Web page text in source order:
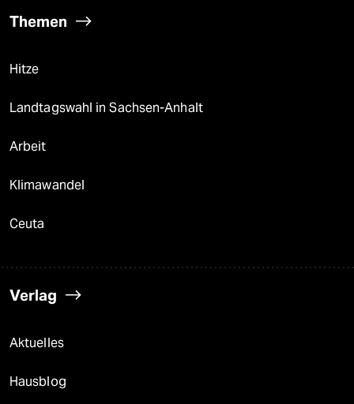
Themen
Hitze
Landtagswahl in Sachsen-Anhalt
Arbeit
Klimawandel
Ceuta
Verlag
Aktuelles
Hausblog